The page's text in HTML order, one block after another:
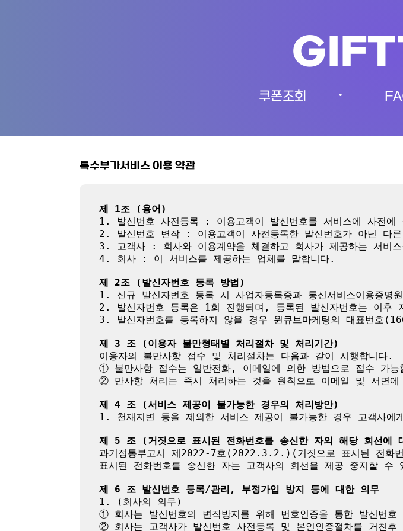
쿠폰조회 •
특수부가서비스 이용 약관
제 1조 (용어)
1. 발신번호 사전등록 : 이용고객이 발신번호를 서비스에 사전에
2. 발신번호 변작 : 이용고객이 사전등록한 발신번호가 아닌 다
3. 고객사 : 회사와 이용계약을 체결하고 회사가 제공하는 서비
4. 회사 : 이 서비스를 제공하는 업체를 말합니다.
제 2조 (발신자번호 등록 방법)
1. 신규 발신자번호 등록 시 사업자등록증과 통신서비스이용증명
2. 발신자번호 등록은 1회 진행되며, 등록된 발신자번호는 이후
3. 발신자번호를 등록하지 않을 경우 윈큐브마케팅의 대표번호
제 3 조 (이용자 불만형태별 처리절차 및 처리기간)
이용자의 불만사항 접수 및 처리절차는 다음과 같이 시행합니다.
① 불만사항 접수는 일반전화, 이메일에 의한 방법으로 접수 가능
② 만사항 처리는 즉시 처리하는 것을 원칙으로 이메일 및 서면
제 4 조 (서비스 제공이 불가능한 경우의 처리방안)
1. 천재지변 등을 제외한 서비스 제공이 불가능한 경우 고객사에
제 5 조 (거짓으로 표시된 전화번호를 송신한 자의 해당 회선에
과기정통부고시 제2022-7호(2022.3.2.)(거짓으로 표시된 전화
표시된 전화번호를 송신한 자는 고객사의 회선을 제공 중지할 수
제 6 조 발신번호 등록/관리, 부정가입 방지 등에 대한 의무
1. (회사의 의무)
① 회사는 발신번호의 변작방지를 위해 번호인증을 통한 발신번호
② 회사는 고객사가 발신번호 사전등록 및 본인인증절차를 거친후